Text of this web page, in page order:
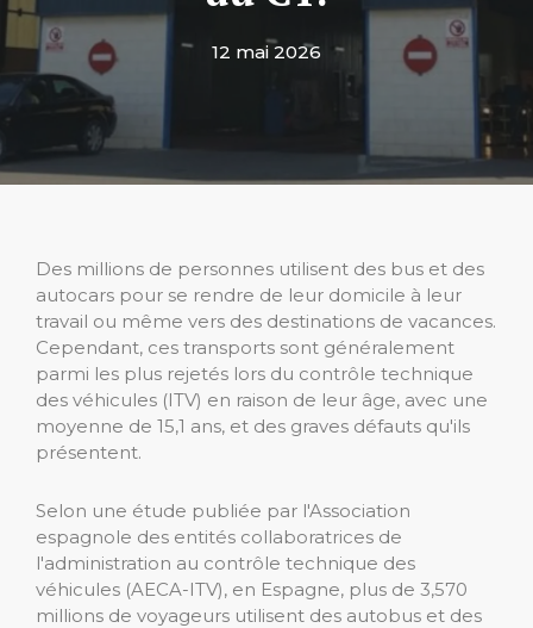
12 mai 2026
Des millions de personnes utilisent des bus et des
autocars pour se rendre de leur domicile à leur
travail ou même vers des destinations de vacances.
Cependant, ces transports sont généralement
parmi les plus rejetés lors du contrôle technique
des véhicules (ITV) en raison de leur âge, avec une
moyenne de 15,1 ans, et des graves défauts qu'ils
présentent.
Selon une étude publiée par l'Association
espagnole des entités collaboratrices de
l'administration au contrôle technique des
véhicules (AECA-ITV), en Espagne, plus de 3,570
millions de voyageurs utilisent des autobus et des